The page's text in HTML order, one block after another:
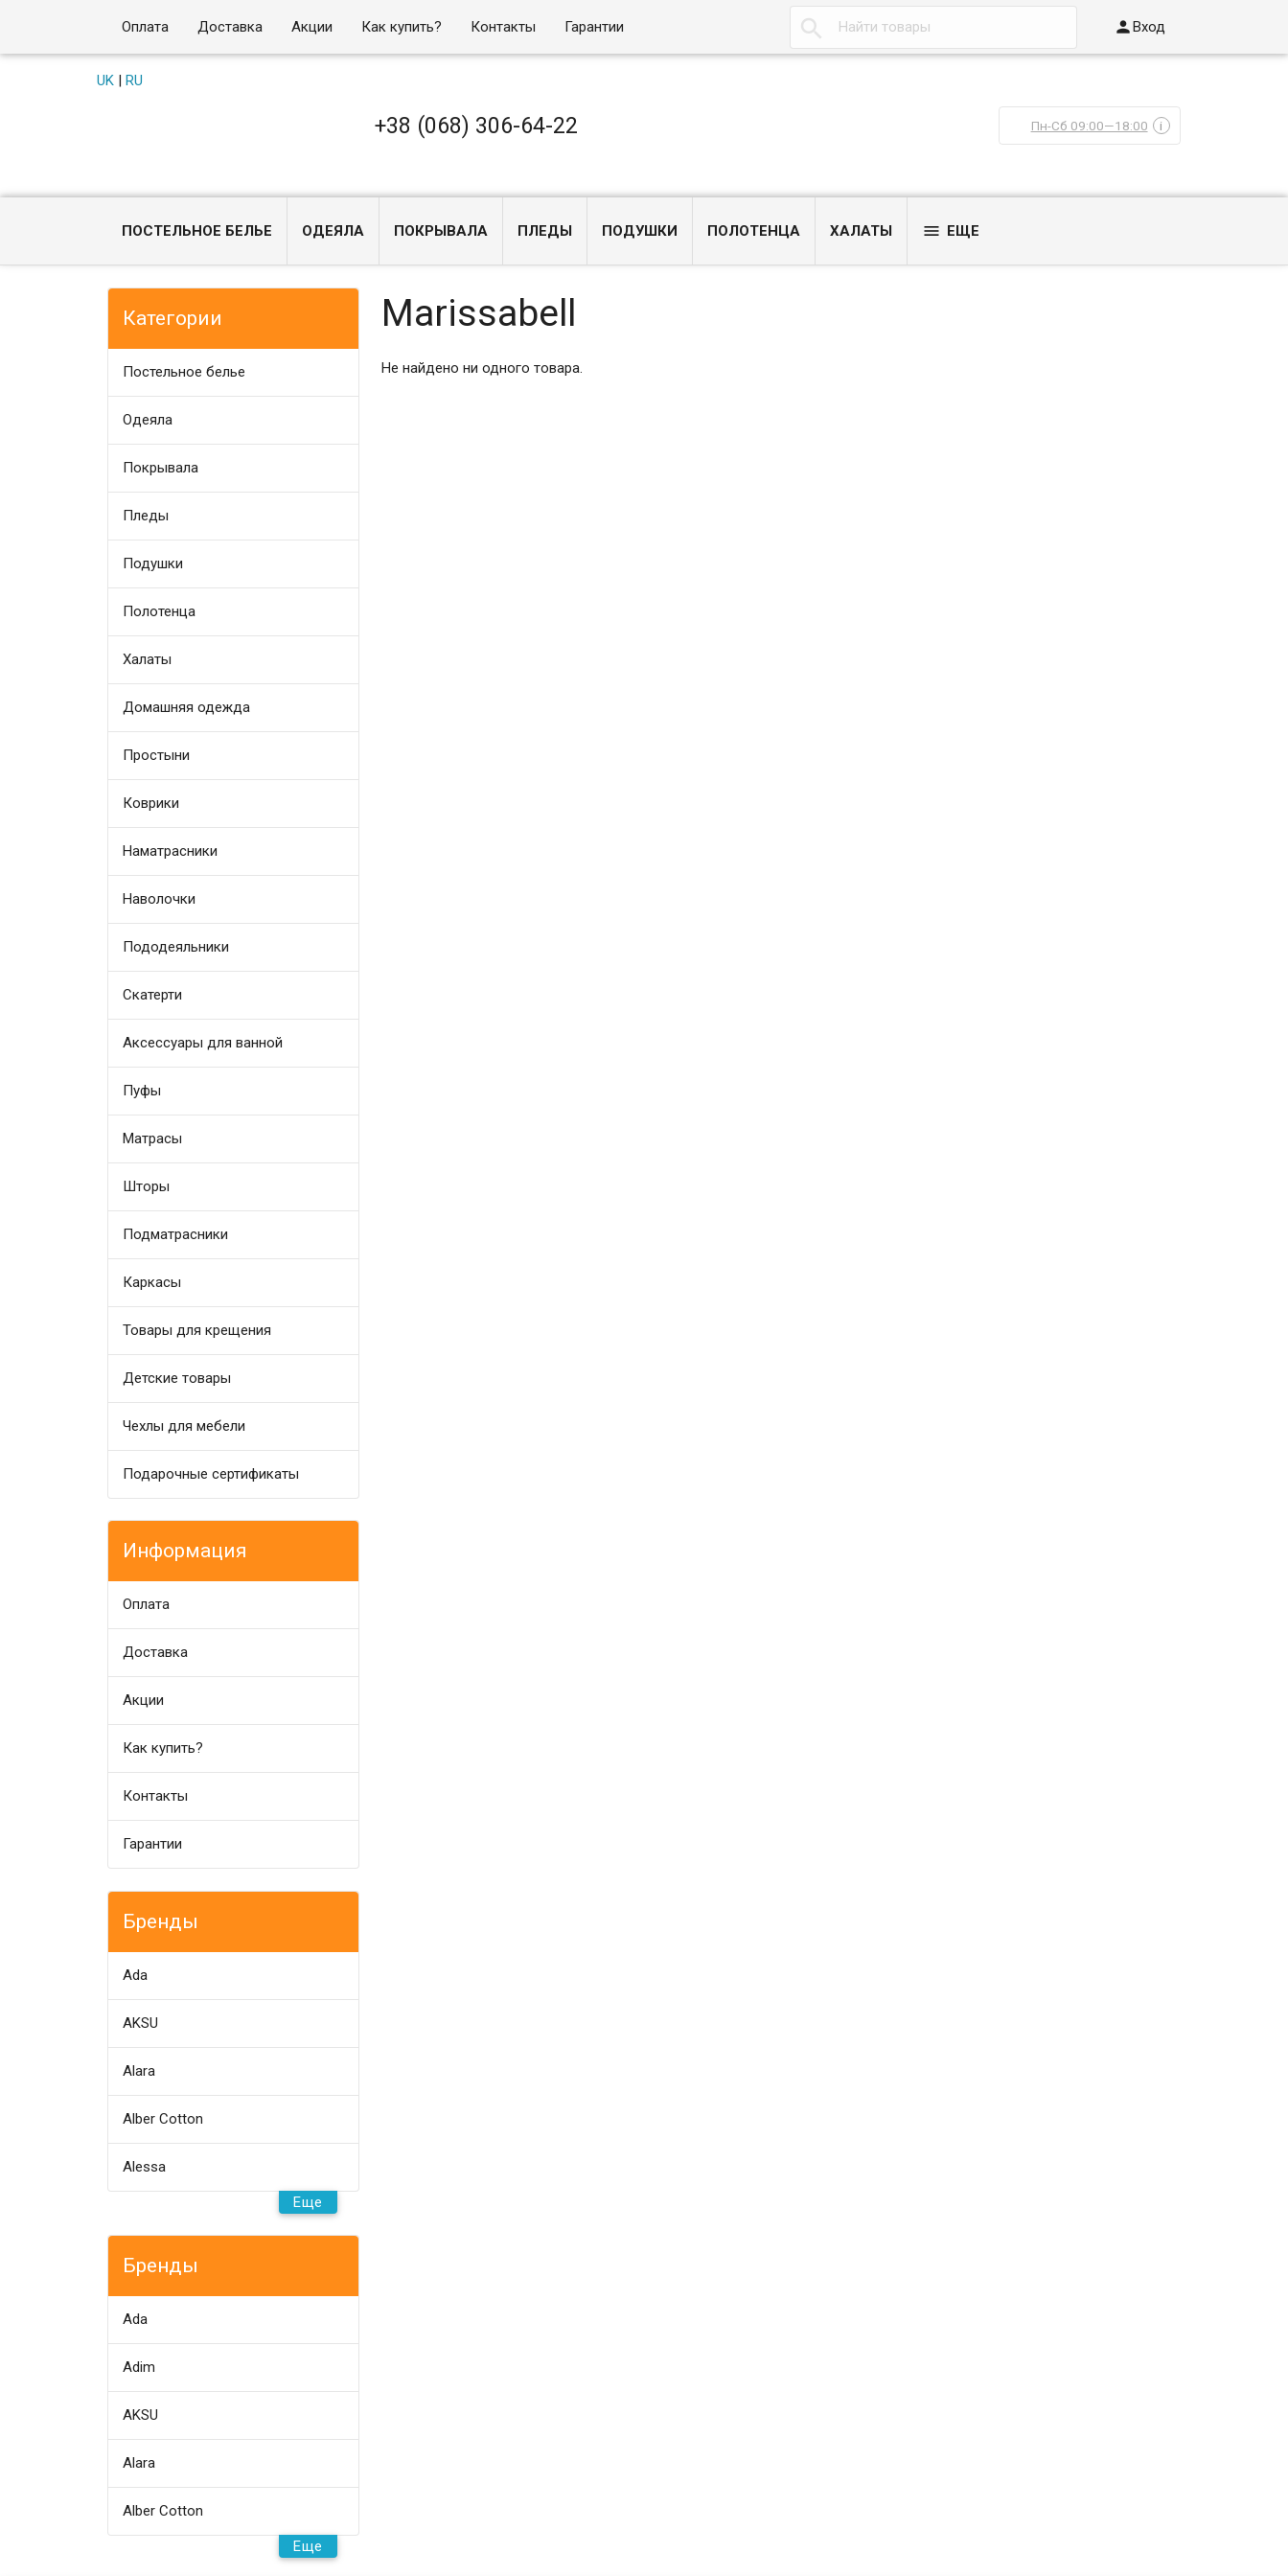
Оплата Доставка Акции Как купить? Контакты Гарантии  Вход
UK| RU
+38 (068) 306-64-22 Пн-Сб 09:00—18:00 i
ПОСТЕЛЬНОЕ БЕЛЬЕ ОДЕЯЛА ПОКРЫВАЛА ПЛЕДЫ ПОДУШКИ ПОЛОТЕНЦА ХАЛАТЫ  ЕЩЕ
Категории
Постельное белье
Одеяла
Покрывала
Пледы
Подушки
Полотенца
Халаты
Домашняя одежда
Простыни
Коврики
Наматрасники
Наволочки
Пододеяльники
Скатерти
Аксессуары для ванной
Пуфы
Матрасы
Шторы
Подматрасники
Каркасы
Товары для крещения
Детские товары
Чехлы для мебели
Подарочные сертификаты
Информация
Оплата
Доставка
Акции
Как купить?
Контакты
Гарантии
Бренды
Ada
AKSU
Alara
Alber Cotton
Alessa
Еще
Бренды
Ada
Adim
AKSU
Alara
Alber Cotton
Еще
Marissabell
Не найдено ни одного товара.